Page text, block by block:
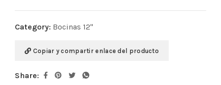
Category: Bocinas 12"
Copiar y compartir enlace del producto
Share: